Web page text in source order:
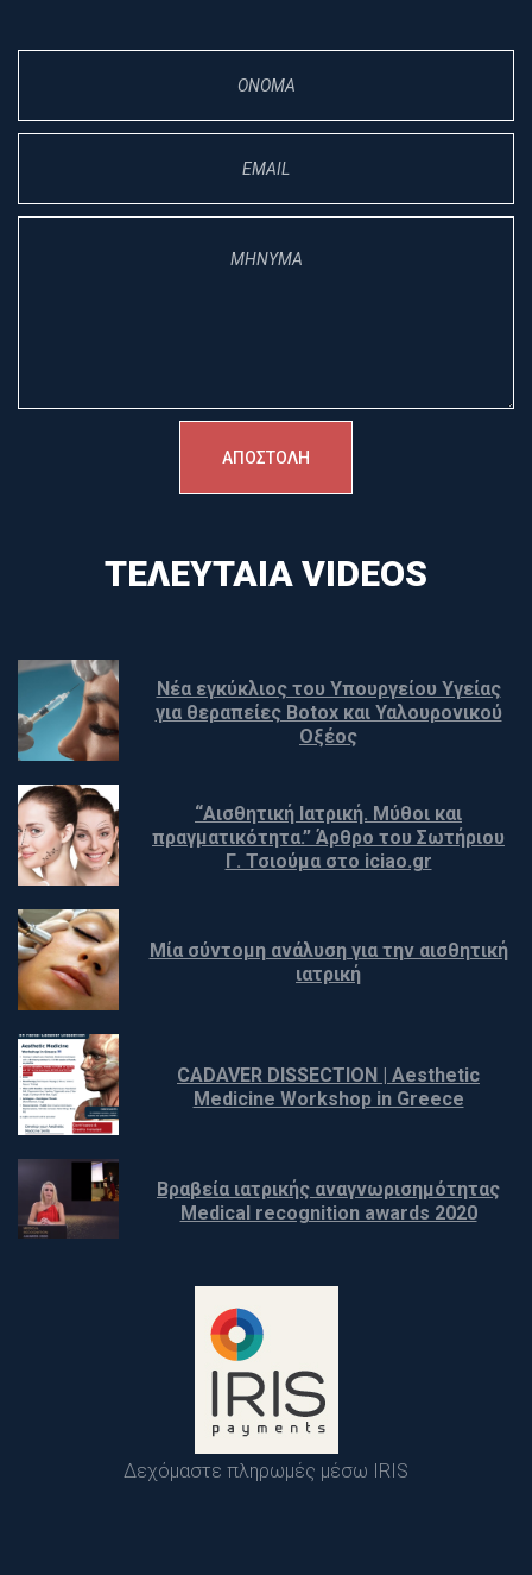
ΤΕΛΕΥΤΑΊΑ VIDEOS
Νέα εγκύκλιος του Υπουργείου Υγείας
για θεραπείες Botox και Υαλουρονικού
Οξέος
“Αισθητική Ιατρική. Μύθοι και
πραγματικότητα.” Άρθρο του Σωτήριου
Γ. Τσιούμα στο iciao.gr
Μία σύντομη ανάλυση για την αισθητική
ιατρική
CADAVER DISSECTION | Aesthetic
Medicine Workshop in Greece
Βραβεία ιατρικής αναγνωρισημότητας
Medical recognition awards 2020
Δεχόμαστε πληρωμές μέσω IRIS